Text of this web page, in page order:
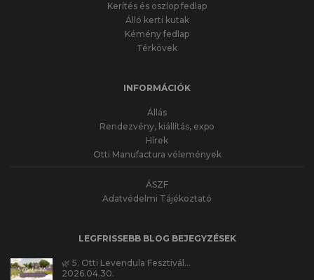
Kerítés és oszlop fedlap
Álló kerti kutak
Kémény fedlap
Térkövek
INFORMÁCIÓK
Állás
Rendezvény, kiállítás, expo
Hírek
Otti Manufactura vélemények
ÁSZF
Adatvédelmi Tájékoztató
LEGFRISSEBB BLOG BEJEGYZÉSEK
🌿 5. Otti Levendula Fesztivál…
2026.04.30.